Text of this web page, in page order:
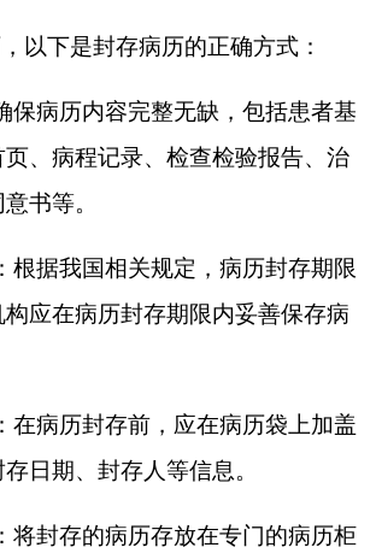
以下是封存病历的正确方式：
保病历内容完整无缺，包括患者基
、病程记录、检查检验报告、治
书等。
根据我国相关规定，病历封存期限
应在病历封存期限内妥善保存病
在病历封存前，应在病历袋上加盖
日期、封存人等信息。
将封存的病历存放在专门的病历柜